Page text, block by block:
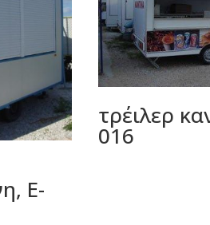
E-
τρέιλερ
016